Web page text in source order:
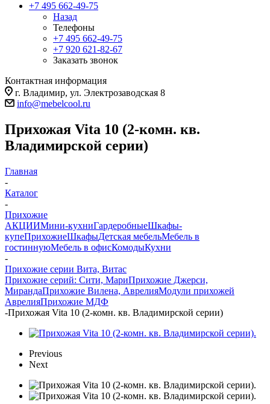
+7 495 662-49-75
Назад
Телефоны
+7 495 662-49-75
+7 920 621-82-67
Заказать звонок
Контактная информация
г. Владимир, ул. Электрозаводская 8
info@mebelcool.ru
Прихожая Vita 10 (2-комн. кв.
Владимирской серии)
Главная
-
Каталог
-
Прихожие
АКЦИИМини-кухниГардеробныеШкафы-
купеПрихожиеШкафыДетская мебельМебель в
гостиннуюМебель в офисКомодыКухни
-
Прихожие серии Вита, Витас
Прихожие серий: Сити, МариПрихожие Джерси,
МирандаПрихожие Вилена, АврелияМодули прихожей
АврелияПрихожие МДФ
-Прихожая Vita 10 (2-комн. кв. Владимирской серии)
Previous
Next